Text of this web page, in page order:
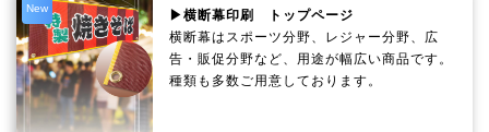
New
▶横断幕印刷 トップページ
横断幕はスポーツ分野、レジャー分野、広
告・販促分野など、用途が幅広い商品です。
種類も多数ご用意しております。